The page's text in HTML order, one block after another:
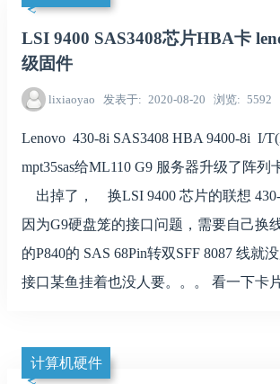
LSI 9400 SAS3408芯片HBA卡
级固件
lixiaoyao 发表于 2020-08-20 浏览 5592
Lenovo 430-8i SAS3408 HBA 9400-8i I/
mpt35sas给ML110 G9 服务器升级了阵列
出掉了， 换LSI 9400 芯片的联想
因为G9硬盘笼的接口问题，需要自己
的P840的 SAS 68Pin转双SFF 8087 线就
接口某鱼挂着也没人要。。。 看一下卡
计算机硬件